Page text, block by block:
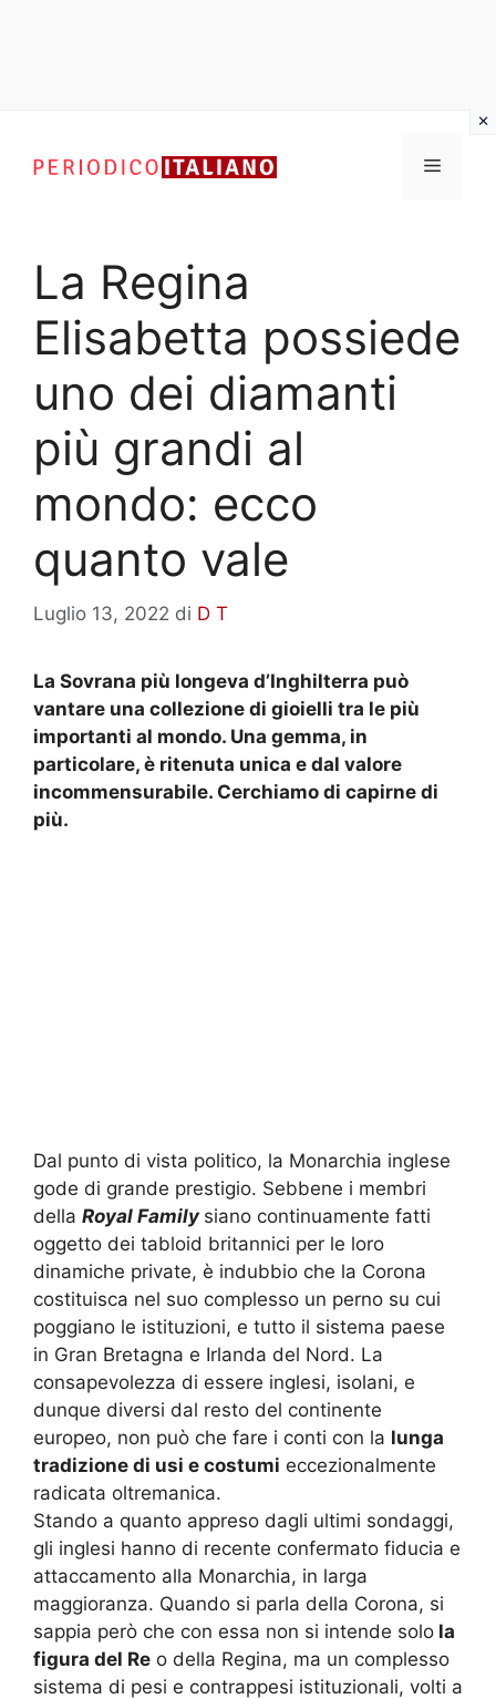
contenuto
Menu
La Regina
Elisabetta possiede
uno dei diamanti
più grandi al
mondo: ecco
quanto vale
Luglio 13, 2022 di D T
La Sovrana più longeva d’Inghilterra può
vantare una collezione di gioielli tra le più
importanti al mondo. Una gemma, in
particolare, è ritenuta unica e dal valore
incommensurabile. Cerchiamo di capirne di
più.
Dal punto di vista politico, la Monarchia inglese
gode di grande prestigio. Sebbene i membri
della Royal Family siano continuamente fatti
oggetto dei tabloid britannici per le loro
dinamiche private, è indubbio che la Corona
costituisca nel suo complesso un perno su cui
poggiano le istituzioni, e tutto il sistema paese
in Gran Bretagna e Irlanda del Nord. La
consapevolezza di essere inglesi, isolani, e
dunque diversi dal resto del continente
europeo, non può che fare i conti con la lunga
tradizione di usi e costumi eccezionalmente
radicata oltremanica.
Stando a quanto appreso dagli ultimi sondaggi,
gli inglesi hanno di recente confermato fiducia e
attaccamento alla Monarchia, in larga
maggioranza. Quando si parla della Corona, si
sappia però che con essa non si intende solo la
figura del Re o della Regina, ma un complesso
sistema di pesi e contrappesi istituzionali, volti a